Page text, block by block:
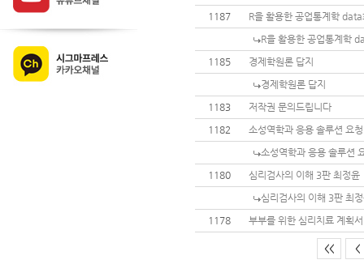
1187
R을 활용한 공업통계학
R을 활용한 공업통계학
1185
경제학원론 답지
경제학원론 답지
1183
저작권 문의드립니다
1182
소성역학과 응용 솔루션 요청
소성역학과 응용 솔루션
1180
심리검사의 이해 3판 최정윤
심리검사의 이해 3판 최
1178
부부를 위한 심리치료 계획
<< <